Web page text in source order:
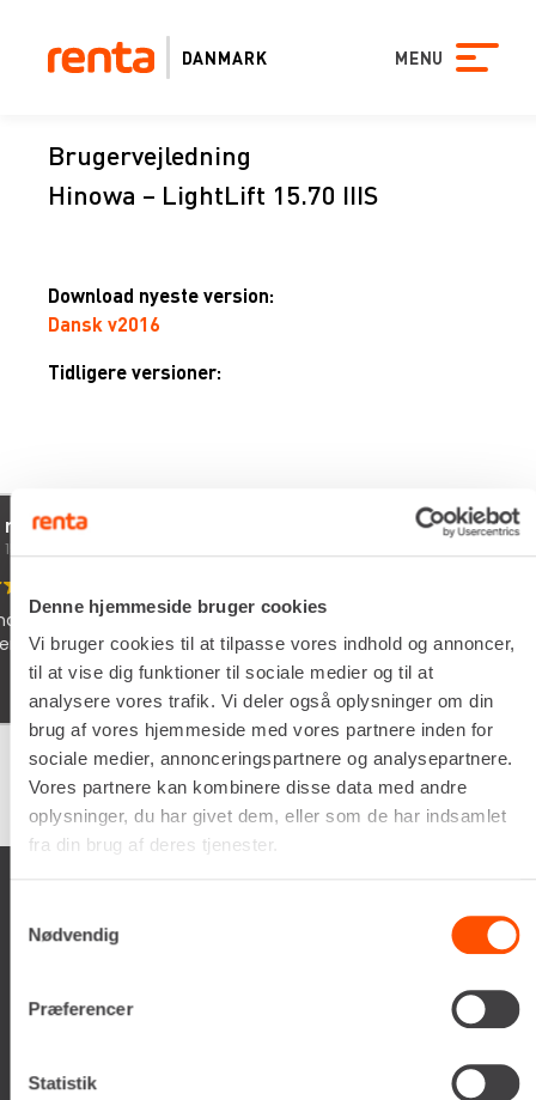
Denne hjemmeside bruger cookies
Vi bruger cookies til at tilpasse vores indhold og annoncer,
til at vise dig funktioner til sociale medier og til at
analysere vores trafik. Vi deler også oplysninger om din
brug af vores hjemmeside med vores partnere inden for
sociale medier, annonceringspartnere og analysepartnere.
Vores partnere kan kombinere disse data med andre
oplysninger, du har givet dem, eller som de har indsamlet
fra din brug af deres tjenester.
Nødvendig
Præferencer
Statistik
DANMARK MENU
Brugervejledning
Hinowa – LightLift 15.70 IIIS
Download nyeste version:
Dansk v2016
Tidligere versioner:
chauffør som lever dine
xevo
iallafall. Man får
man vöntar på sin
Google samlet bedømmelse er 4.5af 5,
på basis af150 anmeldelser
Renta A/S
Tlf. +45 70206242